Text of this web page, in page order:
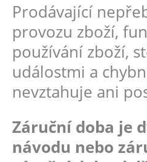
Prodávající
provozu zboží,
používání zboží,
událostmi a
nevztahuje ani
Záruční doba je
návodu nebo